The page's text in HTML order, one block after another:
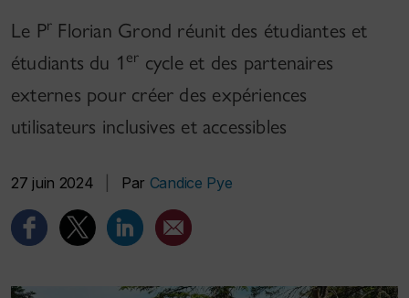
Le Pr Florian Grond réunit des étudiantes et
étudiants du 1 er cycle et des partenaires
externes pour créer des expériences
utilisateurs inclusives et accessibles
27 juin 2024 Par Candice Pye